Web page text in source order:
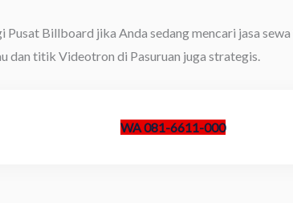
Pusat Billboard jika Anda sedang mencari jasa
dan titik Videotron di Pasuruan juga strategis.
WA 081-6611-000